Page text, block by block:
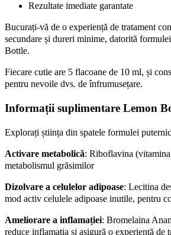
Rezultate imediate garantate
Bucurați-vă de o experiență de tratament
secundare și dureri minime, datorită
Bottle.
Fiecare cutie are 5 flacoane de 10 ml, și
pentru nevoile dvs. de înfrumusețare.
Informații suplimentare Lemon
Explorați știința din spatele formulei
Activare metabolică: Riboflavina
metabolismul grăsimilor
Dizolvare a celulelor adipoase: Lecitina
mod activ celulele adipoase inutile, pentru
Ameliorare a inflamației: Bromelaina
reduce inflamația și asigură o experiență de